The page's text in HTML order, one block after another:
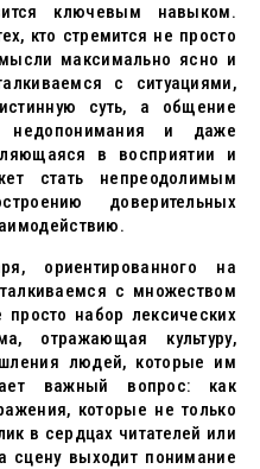
ключевым навыком.
кто стремится не просто
максимально ясно и
с ситуациями,
суть, а общение
недопонимания и даже
в восприятии и
стать непреодолимым
доверительных
ориентированного на
с множеством
набор лексических
отражающая культуру,
людей, которые им
важный вопрос: как
которые не только
в сердцах читателей или
сцену выходит понимание